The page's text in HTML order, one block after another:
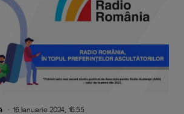
16 Ianuarie 2024, 16:55